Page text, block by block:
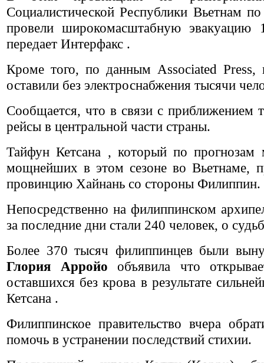
Социалистической Республики Вьетнам
провели широкомасштабную
передает Интерфакс .
Кроме того, по данным Associated
оставили без электроснабжения тысячи
Сообщается, что в связи с приближением
рейсы в центральной части страны.
Тайфун Кетсана , который по прогнозам
мощнейших в этом сезоне во Вьетнаме,
провинцию Хайнань со стороны Филиппин.
Непосредственно на филиппинском
за последние дни стали 240 человек, о
Более 370 тысяч филиппинцев были
Глория Арройо объявила что
оставшихся без крова в результате
Кетсана .
Филиппинское правительство вчера
помочь в устранении последствий стихии.